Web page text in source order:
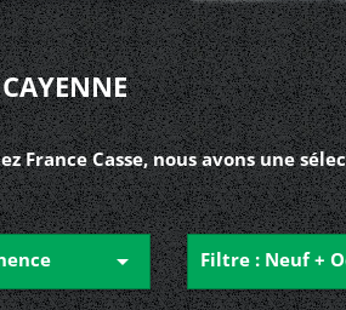
France Casse, nous avons une
 Filtre : Neuf +